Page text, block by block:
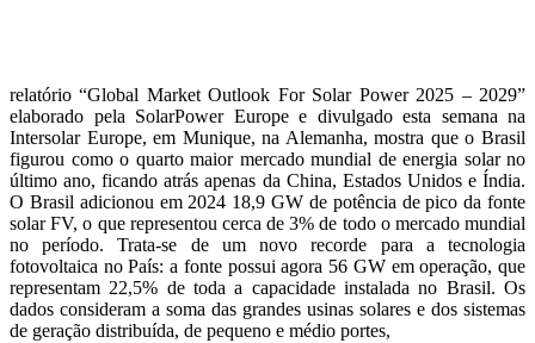
relatório “Global Market Outlook For Solar Power 2025 – 2029”
elaborado pela SolarPower Europe e divulgado esta semana na
Intersolar Europe, em Munique, na Alemanha, mostra que o Brasil
figurou como o quarto maior mercado mundial de energia solar no
último ano, ficando atrás apenas da China, Estados Unidos e Índia.
O Brasil adicionou em 2024 18,9 GW de potência de pico da fonte
solar FV, o que representou cerca de 3% de todo o mercado mundial
no período. Trata-se de um novo recorde para a tecnologia
fotovoltaica no País: a fonte possui agora 56 GW em operação, que
representam 22,5% de toda a capacidade instalada no Brasil. Os
dados consideram a soma das grandes usinas solares e dos sistemas
de geração distribuída, de pequeno e médio portes,